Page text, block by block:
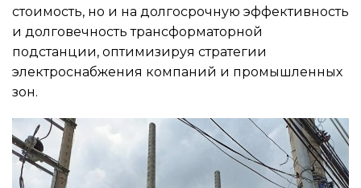
стоимость, но и на долгосрочную эффективность
и долговечность трансформаторной
подстанции, оптимизируя стратегии
электроснабжения компаний и промышленных
зон.